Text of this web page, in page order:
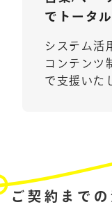
でトータ
システム活
コンテンツ
で支援いた
ご契約までの